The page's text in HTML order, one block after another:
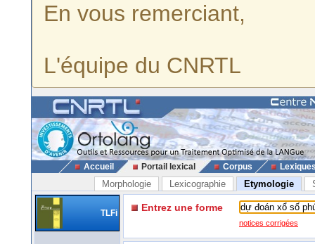
En vous remerciant,
L'équipe du CNRTL
Accueil Portail lexical Corpus
Morphologie Lexicographie Etymologie
TLFi Entrez une forme
notices corrigées